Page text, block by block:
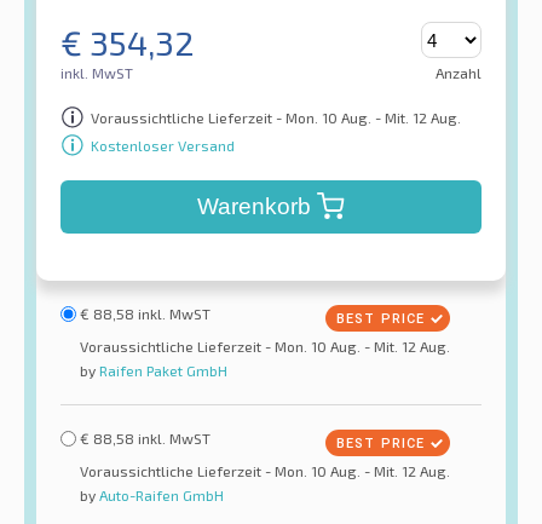
€ 354,32
inkl. MwST Anzahl
Voraussichtliche Lieferzeit - Mon. 10 Aug. - Mit. 12 Aug.
Kostenloser Versand
Warenkorb
€ 88,58 inkl. MwST
Voraussichtliche Lieferzeit - Mon. 10 Aug. - Mit. 12 Aug.
by Raifen Paket GmbH
€ 88,58 inkl. MwST
Voraussichtliche Lieferzeit - Mon. 10 Aug. - Mit. 12 Aug.
by Auto-Raifen GmbH